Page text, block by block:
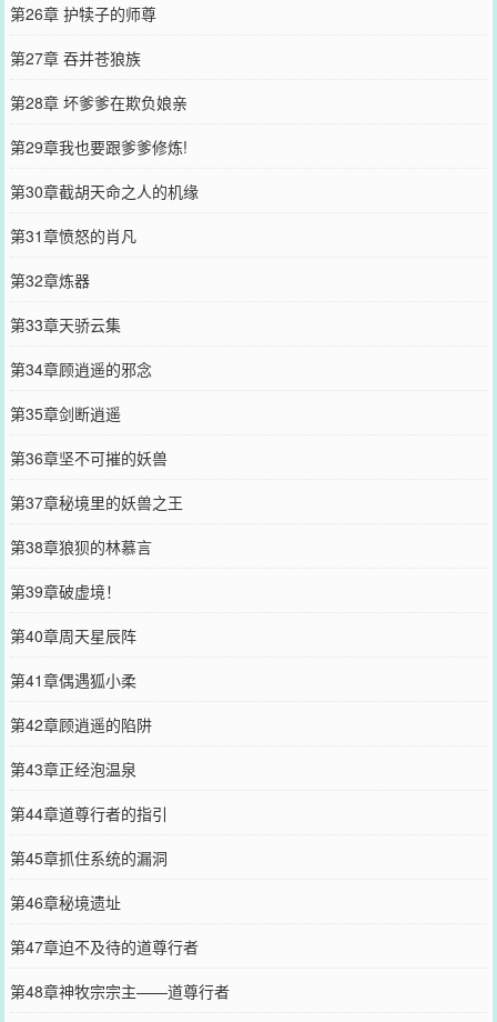
第26章 护犊子的师尊
第27章 吞并苍狼族
第28章 坏爹爹在欺负娘亲
第29章我也要跟爹爹修炼!
第30章截胡天命之人的机缘
第31章愤怒的肖凡
第32章炼器
第33章天骄云集
第34章顾逍遥的邪念
第35章剑断逍遥
第36章坚不可摧的妖兽
第37章秘境里的妖兽之王
第38章狼狈的林慕言
第39章破虚境！
第40章周天星辰阵
第41章偶遇狐小柔
第42章顾逍遥的陷阱
第43章正经泡温泉
第44章道尊行者的指引
第45章抓住系统的漏洞
第46章秘境遗址
第47章迫不及待的道尊行者
第48章神牧宗宗主——道尊行者